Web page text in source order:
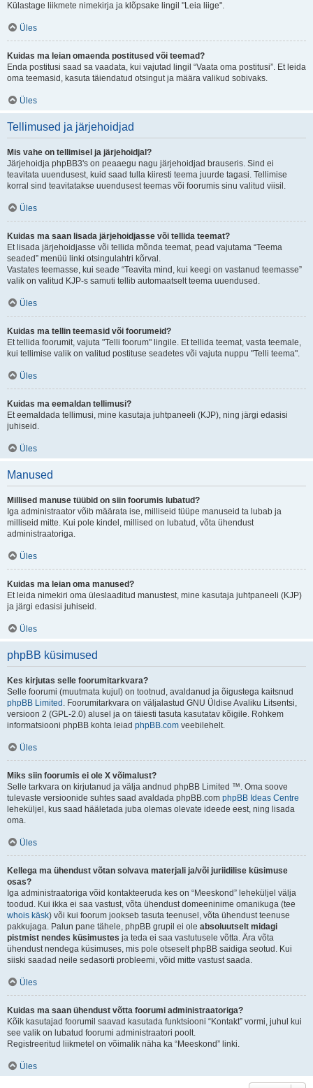
Külastage liikmete nimekirja ja klõpsake lingil "Leia liige".
Üles
Kuidas ma leian omaenda postitused või teemad?
Enda postitusi saad sa vaadata, kui vajutad lingil “Vaata oma postitusi”. Et leida
oma teemasid, kasuta täiendatud otsingut ja määra valikud sobivaks.
Üles
Tellimused ja järjehoidjad
Mis vahe on tellimisel ja järjehoidjal?
Järjehoidja phpBB3's on peaaegu nagu järjehoidjad brauseris. Sind ei
teavitata uuendusest, kuid saad tulla kiiresti teema juurde tagasi. Tellimise
korral sind teavitatakse uuendusest teemas või foorumis sinu valitud viisil.
Üles
Kuidas ma saan lisada järjehoidjasse või tellida teemat?
Et lisada järjehoidjasse või tellida mõnda teemat, pead vajutama “Teema
seaded” menüü linki otsingulahtri kõrval.
Vastates teemasse, kui seade “Teavita mind, kui keegi on vastanud teemasse”
valik on valitud KJP-s samuti tellib automaatselt teema uuendused.
Üles
Kuidas ma tellin teemasid või foorumeid?
Et tellida foorumit, vajuta "Telli foorum" lingile. Et tellida teemat, vasta teemale,
kui tellimise valik on valitud postituse seadetes või vajuta nuppu "Telli teema".
Üles
Kuidas ma eemaldan tellimusi?
Et eemaldada tellimusi, mine kasutaja juhtpaneeli (KJP), ning järgi edasisi
juhiseid.
Üles
Manused
Millised manuse tüübid on siin foorumis lubatud?
Iga administraator võib määrata ise, milliseid tüüpe manuseid ta lubab ja
milliseid mitte. Kui pole kindel, millised on lubatud, võta ühendust
administraatoriga.
Üles
Kuidas ma leian oma manused?
Et leida nimekiri oma üleslaaditud manustest, mine kasutaja juhtpaneeli (KJP)
ja järgi edasisi juhiseid.
Üles
phpBB küsimused
Kes kirjutas selle foorumitarkvara?
Selle foorumi (muutmata kujul) on tootnud, avaldanud ja õigustega kaitsnud
phpBB Limited . Foorumitarkvara on väljalastud GNU Üldise Avaliku Litsentsi,
versioon 2 (GPL-2.0) alusel ja on täiesti tasuta kasutatav kõigile. Rohkem
informatsiooni phpBB kohta leiad phpBB.com veebilehelt.
Üles
Miks siin foorumis ei ole X võimalust?
Selle tarkvara on kirjutanud ja välja andnud phpBB Limited ™. Oma soove
tulevaste versioonide suhtes saad avaldada phpBB.com phpBB Ideas Centre
leheküljel, kus saad hääletada juba olemas olevate ideede eest, ning lisada
oma.
Üles
Kellega ma ühendust võtan solvava materjali ja/või juriidilise küsimuse
osas?
Iga administraatoriga võid kontakteeruda kes on “Meeskond” leheküljel välja
toodud. Kui ikka ei saa vastust, võta ühendust domeeninime omanikuga (tee
whois käsk) või kui foorum jookseb tasuta teenusel, võta ühendust teenuse
pakkujaga. Palun pane tähele, phpBB grupil ei ole absoluutselt midagi
pistmist nendes küsimustes ja teda ei saa vastutusele võtta. Ära võta
ühendust nendega küsimuses, mis pole otseselt phpBB saidiga seotud. Kui
siiski saadad neile sedasorti probleemi, võid mitte vastust saada.
Üles
Kuidas ma saan ühendust võtta foorumi administraatoriga?
Kõik kasutajad foorumil saavad kasutada funktsiooni “Kontakt” vormi, juhul kui
see valik on lubatud foorumi administraatori poolt.
Registreeritud liikmetel on võimalik näha ka “Meeskond” linki.
Üles